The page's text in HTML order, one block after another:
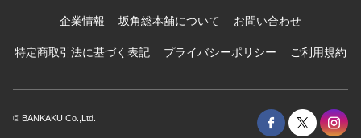
企業情報 坂角総本舖について お問い合わせ
特定商取引法に基づく表記 プライバシーポリシー ご利用規約
© BANKAKU Co.,Ltd.